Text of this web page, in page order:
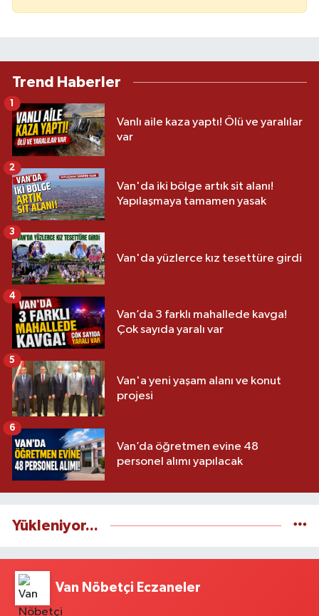
Trend Haberler
Vanlı aile kaza yaptı! Ölü ve yaralılar
var
1
Van'da iki bölge artık sit alanı!
Yapılaşmaya tamamen yasak
2
Van'da yüzlerce kız tesettüre girdi
3
Van’da 3 farklı mahallede kavga!
Çok sayıda yaralı var
4
Van'a yeni yaşam alanı ve konut
projesi
5
Van’da öğretmen evine 48
personel alımı yapılacak
6
Yükleniyor...
Van Nöbetçi Eczaneler